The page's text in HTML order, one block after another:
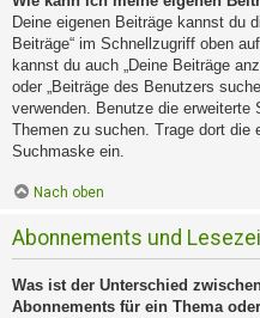
Deine eigenen Beiträge kannst du
Beiträge“ im Schnellzugriff oben
kannst du auch „Deine Beiträge
oder „Beiträge des Benutzers
verwenden. Benutze die
Themen zu suchen. Trage dort die
Suchmaske ein.
Nach oben
Abonnements und
Was ist der Unterschied
Abonnements für ein Thema